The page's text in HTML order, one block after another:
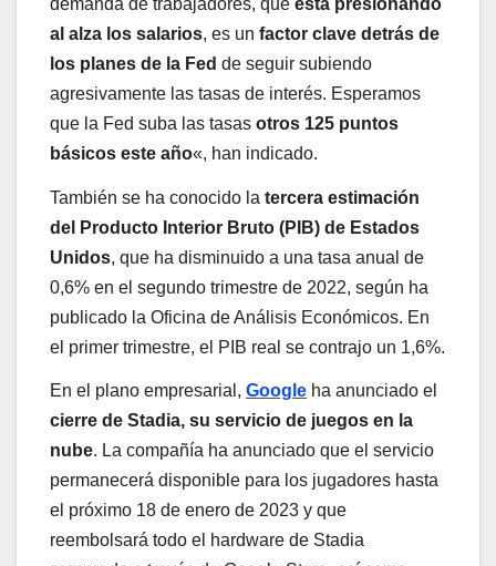
al alza los salarios, es un factor clave detrás de
los planes de la Fed de seguir subiendo
agresivamente las tasas de interés. Esperamos
que la Fed suba las tasas otros 125 puntos
básicos este año«, han indicado.
También se ha conocido la tercera estimación
del Producto Interior Bruto (PIB) de Estados
Unidos, que ha disminuido a una tasa anual de
0,6% en el segundo trimestre de 2022, según ha
publicado la Oficina de Análisis Económicos. En
el primer trimestre, el PIB real se contrajo un 1,6%.
En el plano empresarial, Google ha anunciado el
cierre de Stadia, su servicio de juegos en la
nube. La compañía ha anunciado que el servicio
permanecerá disponible para los jugadores hasta
el próximo 18 de enero de 2023 y que
reembolsará todo el hardware de Stadia